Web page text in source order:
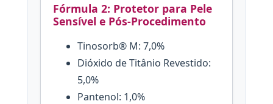
Fórmula 2: Protetor para Pele
Sensível e Pós-Procedimento
Tinosorb® M: 7,0%
Dióxido de Titânio Revestido:
5,0%
Pantenol: 1,0%